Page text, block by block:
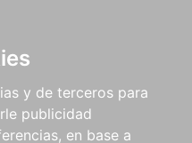
y de terceros para
publicidad
en base a